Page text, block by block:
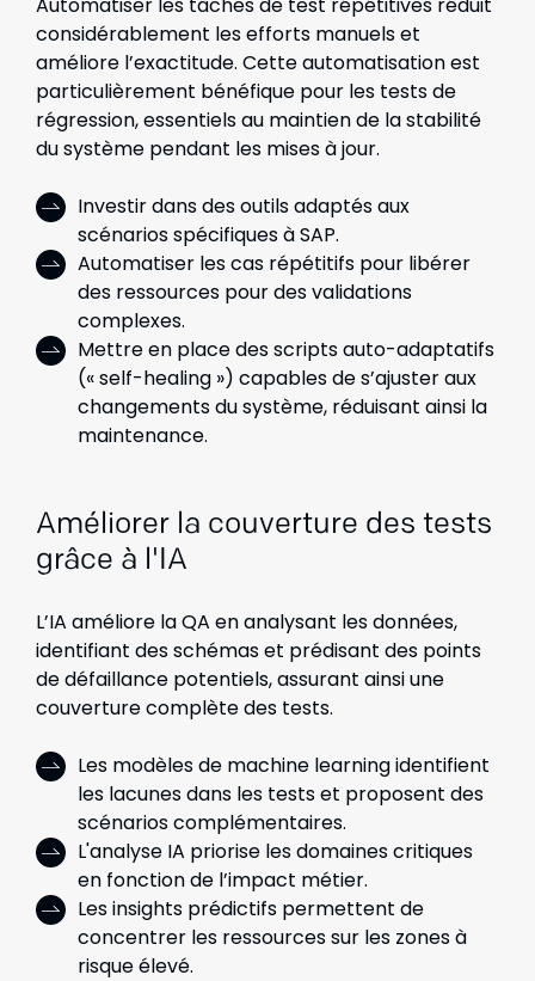
considérablement les efforts manuels et
améliore l’exactitude. Cette automatisation est
particulièrement bénéfique pour les tests de
régression, essentiels au maintien de la stabilité
du système pendant les mises à jour.
Investir dans des outils adaptés aux
scénarios spécifiques à SAP.
Automatiser les cas répétitifs pour libérer
des ressources pour des validations
complexes.
Mettre en place des scripts auto-adaptatifs
(« self-healing ») capables de s’ajuster aux
changements du système, réduisant ainsi la
maintenance.
Améliorer la couverture des tests
grâce à l'IA
L’IA améliore la QA en analysant les données,
identifiant des schémas et prédisant des points
de défaillance potentiels, assurant ainsi une
couverture complète des tests.
Les modèles de machine learning identifient
les lacunes dans les tests et proposent des
scénarios complémentaires.
L'analyse IA priorise les domaines critiques
en fonction de l’impact métier.
Les insights prédictifs permettent de
concentrer les ressources sur les zones à
risque élevé.